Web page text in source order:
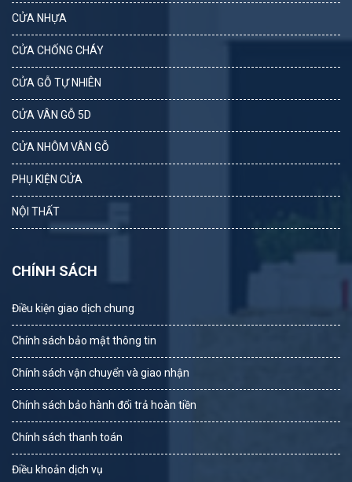
CỬA NHỰA
CỬA CHỐNG CHÁY
CỬA GỖ TỰ NHIÊN
CỬA VÂN GỖ 5D
CỬA NHÔM VÂN GỖ
PHỤ KIỆN CỬA
NỘI THẤT
CHÍNH SÁCH
Điều kiện giao dịch chung
Chính sách bảo mật thông tin
Chính sách vận chuyển và giao nhận
Chính sách bảo hành đổi trả hoàn tiền
Chính sách thanh toán
Điều khoản dịch vụ